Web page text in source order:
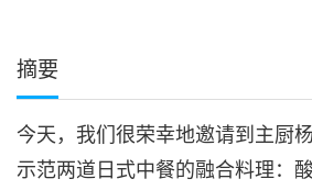
摘要
今天，我们很荣幸地邀请到主厨
示范两道日式中餐的融合料理：